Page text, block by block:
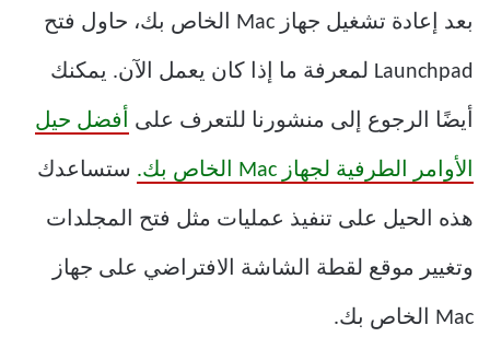
بعد إعادة تشغيل جهاز Mac الخاص بك، حاول فتح
Launchpad لمعرفة ما إذا كان يعمل الآن. يمكنك
أيضًا الرجوع إلى منشورنا للتعرف على أفضل حيل
الأوامر الطرفية لجهاز Mac الخاص بك. ستساعدك
هذه الحيل على تنفيذ عمليات مثل فتح المجلدات
وتغيير موقع لقطة الشاشة الافتراضي على جهاز
Mac الخاص بك.